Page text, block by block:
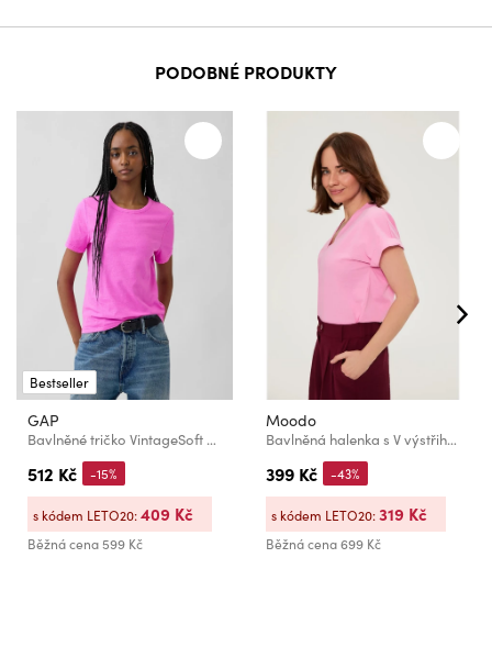
PODOBNÉ PRODUKTY
Bestseller
GAP
Bavlněné tričko VintageSoft GAP
512 Kč
Běžná cena599 Kč
-15%
s kódem LETO20:409 Kč
Moodo
Bavlněná halenka s V výstřihem růžová Moodo
399 Kč
Běžná cena699 Kč
-43%
s kódem LETO20:319 Kč